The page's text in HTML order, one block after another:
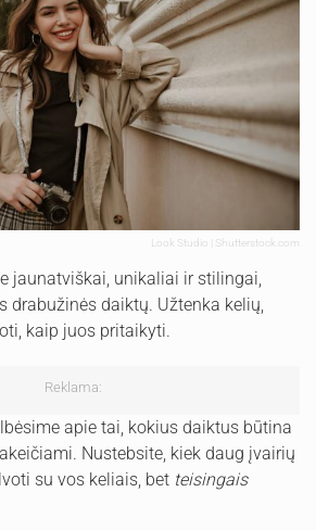
Look Studio | Shutterstock.com
jaunatviškai, unikaliai ir stilingai,
drabužinės daiktų. Užtenka kelių,
kaip juos pritaikyti.
Reklama:
apie tai, kokius daiktus būtina
Nustebsite, kiek daug įvairių
su vos keliais, bet teisingais